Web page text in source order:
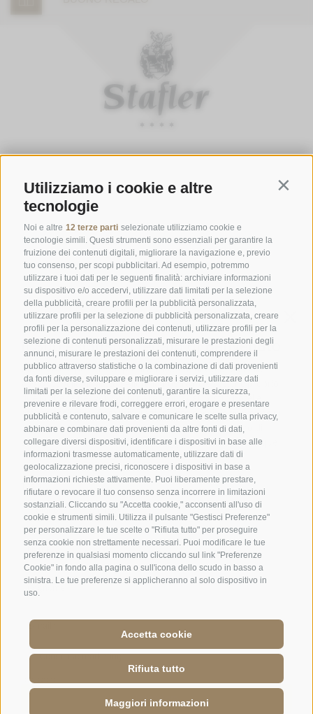
Utilizziamo i cookie e altre
tecnologie
Noi e altre 12 terze parti selezionate utilizziamo cookie e
tecnologie simili. Questi strumenti sono essenziali per garantire la
fruizione dei contenuti digitali, migliorare la navigazione e, previo
tuo consenso, per scopi pubblicitari. Ad esempio, potremmo
utilizzare i tuoi dati per le seguenti finalità: archiviare informazioni
su dispositivo e/o accedervi, utilizzare dati limitati per la selezione
della pubblicità, creare profili per la pubblicità personalizzata,
utilizzare profili per la selezione di pubblicità personalizzata, creare
profili per la personalizzazione dei contenuti, utilizzare profili per la
selezione di contenuti personalizzati, misurare le prestazioni degli
annunci, misurare le prestazioni dei contenuti, comprendere il
pubblico attraverso statistiche o la combinazione di dati provenienti
da fonti diverse, sviluppare e migliorare i servizi, utilizzare dati
limitati per la selezione dei contenuti, garantire la sicurezza,
prevenire e rilevare frodi, correggere errori, erogare e presentare
pubblicità e contenuto, salvare e comunicare le scelte sulla privacy,
abbinare e combinare dati provenienti da altre fonti di dati,
collegare diversi dispositivi, identificare i dispositivi in base alle
informazioni trasmesse automaticamente, utilizzare dati di
geolocalizzazione precisi, riconoscere i dispositivi in base a
informazioni richieste attivamente. Puoi liberamente prestare,
rifiutare o revocare il tuo consenso senza incorrere in limitazioni
sostanziali. Cliccando su "Accetta cookie," acconsenti all'uso di
cookie e strumenti simili. Utilizza il pulsante "Gestisci Preferenze"
per personalizzare le tue scelte o "Rifiuta tutto" per proseguire
senza cookie non strettamente necessari. Puoi modificare le tue
preferenze in qualsiasi momento cliccando sul link "Preferenze
Cookie" in fondo alla pagina o sull'icona dello scudo in basso a
sinistra. Le tue preferenze si applicheranno al solo dispositivo in
uso.
Accetta cookie
Rifiuta tutto
Maggiori informazioni
Da giovedì a lunedì:dalle 19:00 alle 21:00
Sabato, domenica e giorni festivi:
dalle ore 19:00 alle ore 21:00
ORARI D'APERTURA GOURMETSTUBE EINHORN
Giovedì a lunedì:dalle ore 18:45 alle ore 19:45 (l'ultima ordinazione)
Giorni di riposo:martedì & mercoledì
Famiglia Stafler · Mules Nr. 10 · I-39040 Campo di Trens
a Vipiteno
· Tel.:+39 0472 771 136 · info@stafler.com
· Credits · Condizioni · Mappa del sito · Accessibility · Cookie Policy
Preferenze Cookies · UI: IT 01586550210